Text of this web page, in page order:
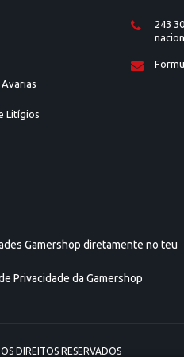
- Virtual
Litígios
243
Gamershop diretamente no teu
Privacidade da Gamershop
DIREITOS RESERVADOS